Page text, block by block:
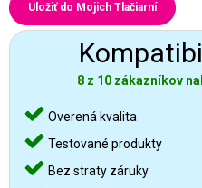
Uložiť do Mojich Tlačiarní
8 z 10 zákazníkov
Overená kvalita
Testované produkty
Bez straty záruky